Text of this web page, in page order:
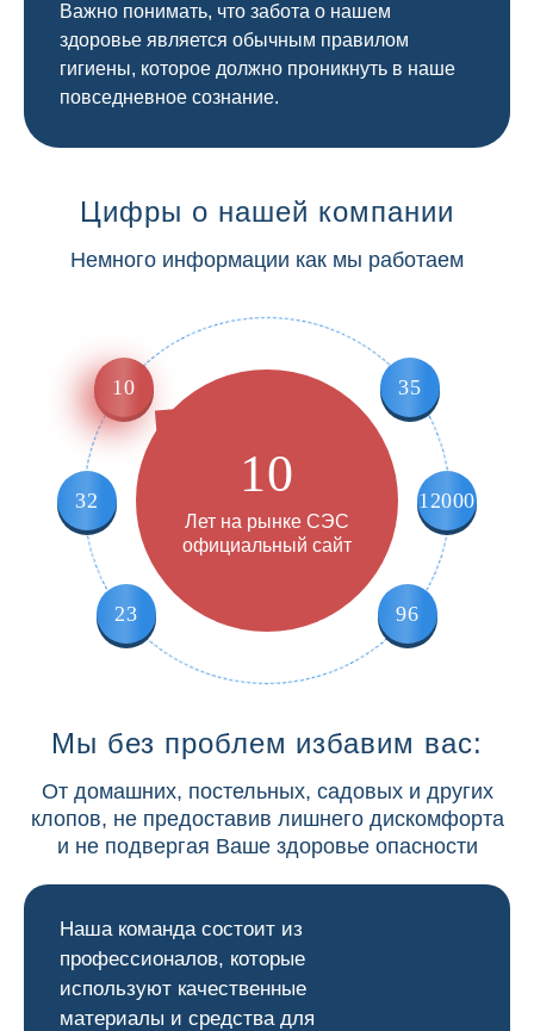
Важно понимать, что забота о нашем
здоровье является обычным правилом
гигиены, которое должно проникнуть в наше
повседневное сознание.
Цифры о нашей компании
Немного информации как мы работаем
10 35
12000
96
23
32 10
Лет на рынке СЭС
официальный сайт
Мы без проблем избавим вас:
От домашних, постельных, садовых и других
клопов, не предоставив лишнего дискомфорта
и не подвергая Ваше здоровье опасности
Наша команда состоит из
профессионалов, которые
используют качественные
материалы и средства для